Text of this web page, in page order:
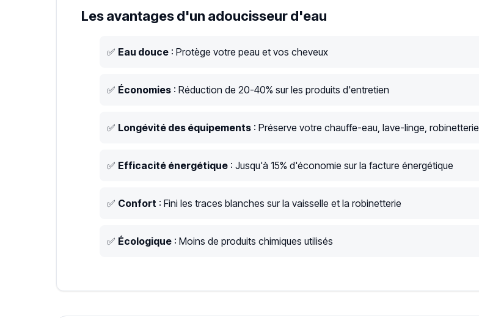
Les avantages d'un adoucisseur d'eau
✅ Eau douce : Protège votre peau et vos cheveux
✅ Économies : Réduction de 20-40% sur les produits d'entretien
✅ Longévité des équipements : Préserve votre chauffe-eau, lave-linge, robinetterie
✅ Efficacité énergétique : Jusqu'à 15% d'économie sur la facture énergétique
✅ Confort : Fini les traces blanches sur la vaisselle et la robinetterie
✅ Écologique : Moins de produits chimiques utilisés